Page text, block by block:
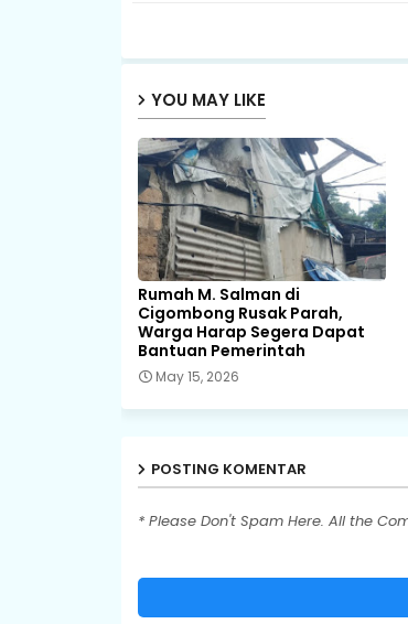
YOU MAY LIKE
Rumah M. Salman di
Cigombong Rusak Parah,
Warga Harap Segera Dapat
Bantuan Pemerintah
May 15, 2026
POSTING KOMENTAR
* Please Don't Spam Here. All the